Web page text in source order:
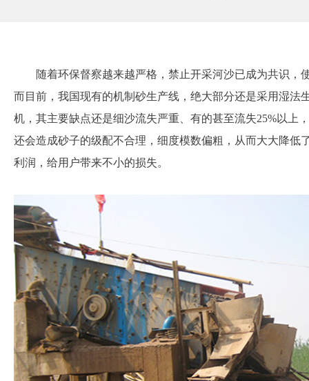
随着环保督察越来越严格，禁止开采河沙已成为共识，
而目前，我国现有的机制砂生产线，绝大部分还是采用湿法
机，其主要缺点还是细沙流失严重、有的甚至流失25%以上
还会造成砂子的级配不合理，细度模数偏粗，从而大大降低
利润，给用户带来不小的损失。